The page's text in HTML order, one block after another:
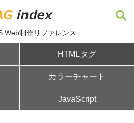
Web制作リファレンス
HTMLタグ
カラーチャート
JavaScript